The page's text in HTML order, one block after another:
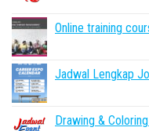
Online training
Jadwal Lengkap
Drawing &